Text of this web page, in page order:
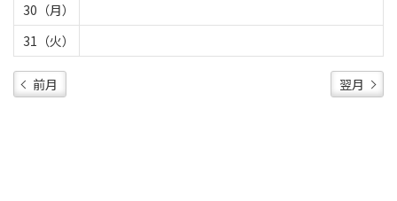
30（月）
31（火）
前月 翌月